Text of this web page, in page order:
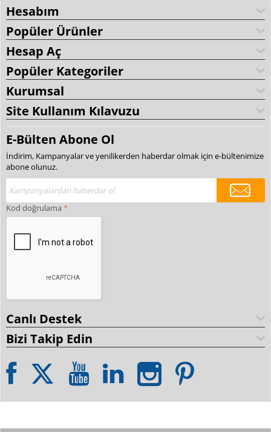
Hesabım
Popüler Ürünler
Hesap Aç
Popüler Kategoriler
Kurumsal
Site Kullanım Kılavuzu
E-Bülten Abone Ol
İndirim, Kampanyalar ve yenilikerden haberdar olmak için e-bültenimize
abone olunuz.
Kod doğrulama
Canlı Destek
Bizi Takip Edin